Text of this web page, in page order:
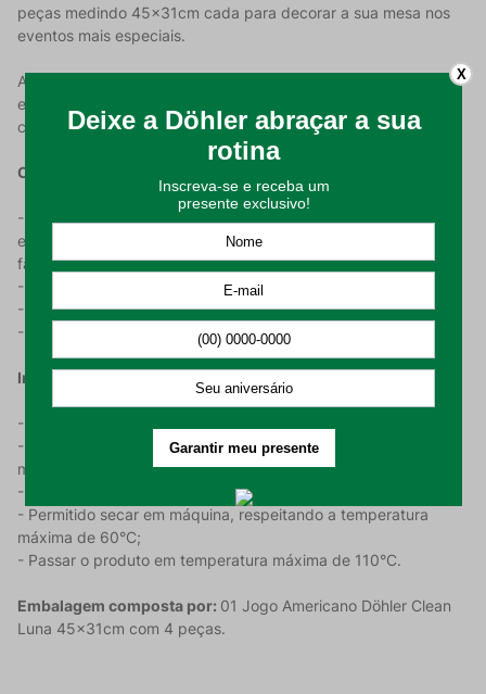
peças medindo 45x31cm cada para decorar a sua mesa nos
eventos mais especiais.
A estampa Luna vem para deixar a sua cozinha ainda mais
encantadora com a qualidade Döhler que você já conhece e
confia.
Características do Produto:
- Apresenta a tecnologia Döhler Clean que é uma proteção
especial do produto, que permite que você limpe ele de forma
facilitada, já que ele repele as sujidades;
- Possui em sua composição 50% algodão e 50% poliéster;
- Ideal para mesas de 4 lugares;
- Linda e minimalista estampa com detalhes em Azul.
Instruções de Lavagem:
- Higienizar o produto antes de utilizar;
- Lavar em processo suave da máquina, com temperatura
máxima de 30°C;
- Não alvejar nem limpar a seco;
- Permitido secar em máquina, respeitando a temperatura
máxima de 60°C;
- Passar o produto em temperatura máxima de 110°C.
Embalagem composta por: 01 Jogo Americano Döhler Clean
Luna 45x31cm com 4 peças.
X